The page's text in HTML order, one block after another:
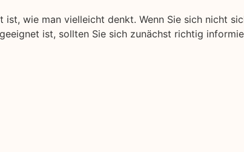
wie man vielleicht denkt. Wenn Sie sich nicht
ist, sollten Sie sich zunächst richtig